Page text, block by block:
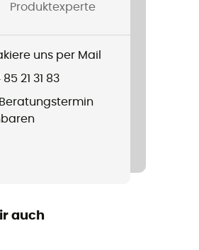
Certified™ / Recycelt
Produktexperte
uns per Mail
21 31 83
auch